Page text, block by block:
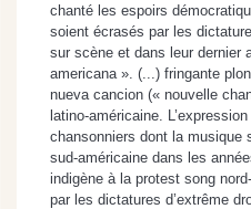
chanté les espoirs
soient écrasés par les
sur scène et dans leur dernier
americana ». (...) fringante
nueva cancion (« nouvelle
latino-américaine.
chansonniers dont la musique
sud-américaine dans les
indigène à la protest song
par les dictatures d’extrême